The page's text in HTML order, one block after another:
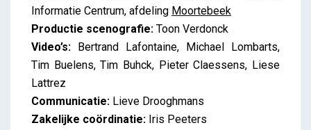
Informatie Centrum, afdeling Moortebeek
Productie scenografie: Toon Verdonck
Video’s: Bertrand Lafontaine, Michael Lombarts,
Tim Buelens, Tim Buhck, Pieter Claessens, Liese
Lattrez
Communicatie: Lieve Drooghmans
Zakelijke coördinatie: Iris Peeters